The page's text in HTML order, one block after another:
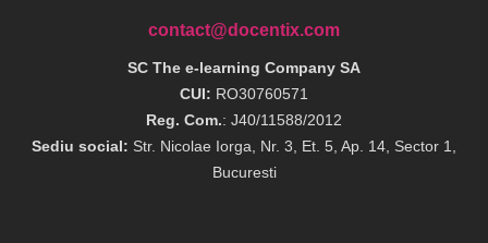
contact@docentix.com
SC The e-learning Company SA
CUI: RO30760571
Reg. Com.: J40/11588/2012
Sediu social: Str. Nicolae Iorga, Nr. 3, Et. 5, Ap. 14, Sector 1,
Bucuresti